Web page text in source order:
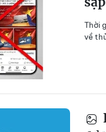
Thời
về